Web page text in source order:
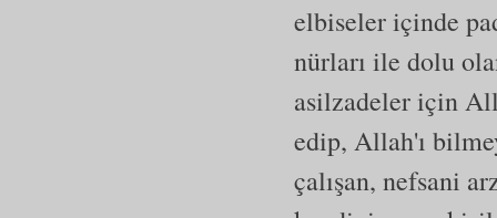
elbiseler içinde
nürları ile dolu
asilzadeler için
edip, Allah'ı
çalışan, nefsani